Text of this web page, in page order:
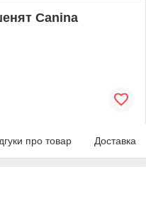
Canina
про товар Доставка